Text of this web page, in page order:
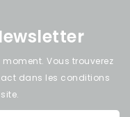
Vous trouverez
dans les conditions